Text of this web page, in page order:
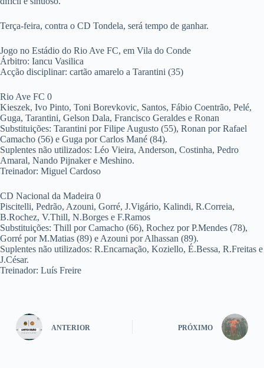
Terça-feira, contra o CD Tondela, será tempo de ganhar.
Jogo no Estádio do Rio Ave FC, em Vila do Conde
Árbitro: Iancu Vasilica
Acção disciplinar: cartão amarelo a Tarantini (35)
Rio Ave FC 0
Kieszek, Ivo Pinto, Toni Borevkovic, Santos, Fábio Coentrão, Pelé,
Guga, Tarantini, Gelson Dala, Francisco Geraldes e Ronan
Substituições: Tarantini por Filipe Augusto (55), Ronan por Rafael
Camacho (56) e Guga por Carlos Mané (84).
Suplentes não utilizados: Léo Vieira, Anderson, Costinha, Pedro
Amaral, Nando Pijnaker e Meshino.
Treinador: Miguel Cardoso
CD Nacional da Madeira 0
Piscitelli, Pedrão, Azouni, Gorré, J.Vigário, Kalindi, R.Correia,
B.Rochez, V.Thill, N.Borges e F.Ramos
Substituições: Thill por Camacho (66), Rochez por P.Mendes (78),
Gorré por M.Matias (89) e Azouni por Alhassan (89).
Suplentes não utilizados: R.Encarnação, Koziello, É.Bessa, R.Freitas e
J.César.
Treinador: Luís Freire
ANTERIOR PRÓXIMO